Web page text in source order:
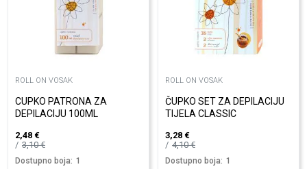
ROLL ON VOSAK
CUPKO PATRONA ZA
DEPILACIJU 100ML
2,48 €
3,10€
Dostupno boja: 1
ROLL ON VOSAK
ČUPKO SET ZA DEPILACIJU
TIJELA CLASSIC
3,28 €
4,10€
Dostupno boja: 1